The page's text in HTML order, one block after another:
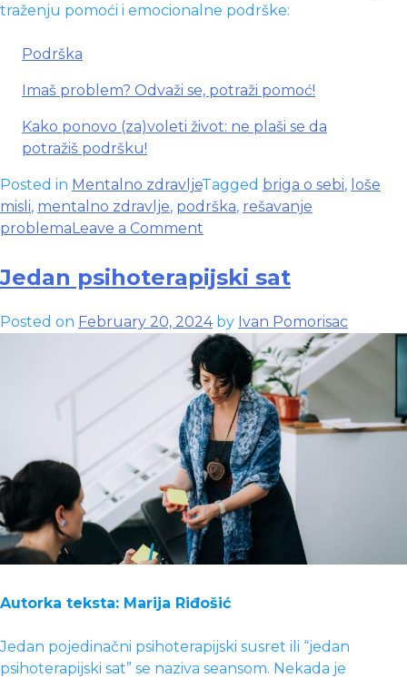
traženju pomoći i emocionalne podrške:
Podrška
Imaš problem? Odvaži se, potraži pomoć!
Kako ponovo (za)voleti život: ne plaši se da
potražiš podršku!
Posted in Mentalno zdravljeTagged briga o sebi, loše
misli, mentalno zdravlje, podrška, rešavanje
problemaLeave a Comment
rizika
za
samoubistvo
Jedan psihoterapijski sat
Posted on February 20, 2024by Ivan Pomorisac
Autorka teksta: Marija Riđošić
Jedan pojedinačni psihoterapijski susret ili “jedan
psihoterapijski sat” se naziva seansom. Nekada je